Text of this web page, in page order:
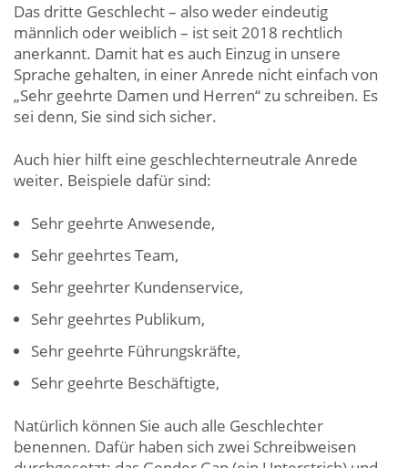
Das dritte Geschlecht – also weder eindeutig
männlich oder weiblich – ist seit 2018 rechtlich
anerkannt. Damit hat es auch Einzug in unsere
Sprache gehalten, in einer Anrede nicht einfach von
„Sehr geehrte Damen und Herren“ zu schreiben. Es
sei denn, Sie sind sich sicher.
Auch hier hilft eine geschlechterneutrale Anrede
weiter. Beispiele dafür sind:
Sehr geehrte Anwesende,
Sehr geehrtes Team,
Sehr geehrter Kundenservice,
Sehr geehrtes Publikum,
Sehr geehrte Führungskräfte,
Sehr geehrte Beschäftigte,
Natürlich können Sie auch alle Geschlechter
benennen. Dafür haben sich zwei Schreibweisen